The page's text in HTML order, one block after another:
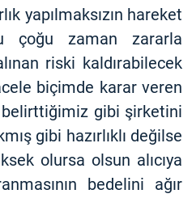
yapılmaksızın hareket
çoğu zaman zararla
riski kaldırabilecek
biçimde karar veren
belirttiğimiz gibi şirketini
gibi hazırlıklı değilse
olursa olsun alıcıya
bedelini ağır